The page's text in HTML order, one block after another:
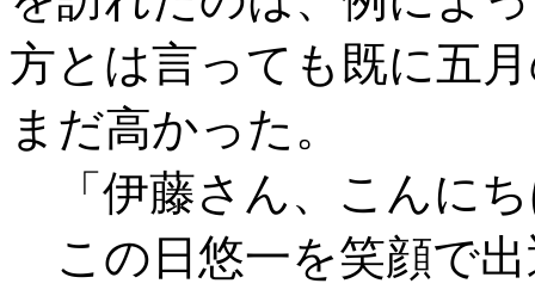
方とは言っても既に五
まだ高かった。
「伊藤さん、こんに
この日悠一を笑顔で